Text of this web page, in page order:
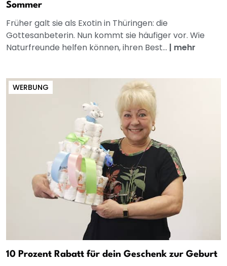
Sommer
Früher galt sie als Exotin in Thüringen: die
Gottesanbeterin. Nun kommt sie häufiger vor. Wie
Naturfreunde helfen können, ihren Best... | mehr
WERBUNG
10 Prozent Rabatt für dein Geschenk zur Geburt